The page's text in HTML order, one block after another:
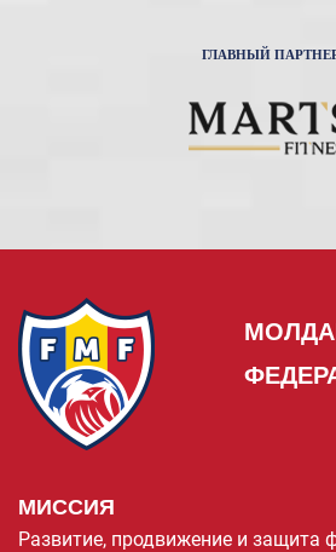
ГЛАВНЫЙ
МИССИЯ
Развитие, продвижение и защита